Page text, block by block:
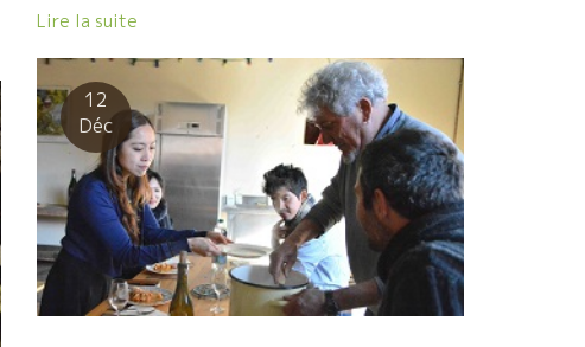
体だった。 オリオルのことを知れば知るほどに凄いなと
オルはカタルーニャ地方でワイン醸造学校の先生も務め
ている。 フランスではありえないことだ。 フランスのワ
イン学校の先生で自然な手法でワインを造ることができ
る人は皆無だ。 自然なワイン造りを科学的観点から真正
面に取り組んでいる。 やっと、待ちに待った人物が出て
きた。 彼女のアヌクは東洋系フランス人。 だらから、
時々フランスに来てフランスの蔵を周って研究してい
る。 フィリップ・パカレ、ドミニック・ドゥラン、フィ
リップ・ジャンボン、ラングロール、ヴァランタン・ヴ
ァレスなど 色んなタイプの醸造家と逢って勉強してい
Lire la suite
12
Déc